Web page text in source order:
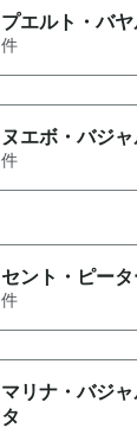
プエルト・バヤ
件
ヌエボ・バジャ
件
セント・ピー
件
マリナ・バジャ
タ